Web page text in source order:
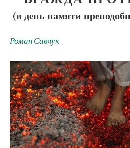
(в день памяти
Роман Савчук